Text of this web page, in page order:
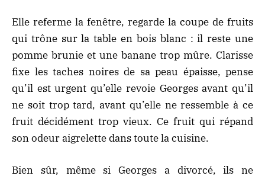
Elle referme la fenêtre, regarde la coupe de fruits
qui trône sur la table en bois blanc : il reste une
pomme brunie et une banane trop mûre. Clarisse
fixe les taches noires de sa peau épaisse, pense
qu’il est urgent qu’elle revoie Georges avant qu’il
ne soit trop tard, avant qu’elle ne ressemble à ce
fruit décidément trop vieux. Ce fruit qui répand
son odeur aigrelette dans toute la cuisine.
Bien sûr, même si Georges a divorcé, ils ne